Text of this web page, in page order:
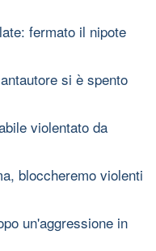
fermato il nipote
si è spento
violentato da
bloccheremo violenti
un'aggressione in